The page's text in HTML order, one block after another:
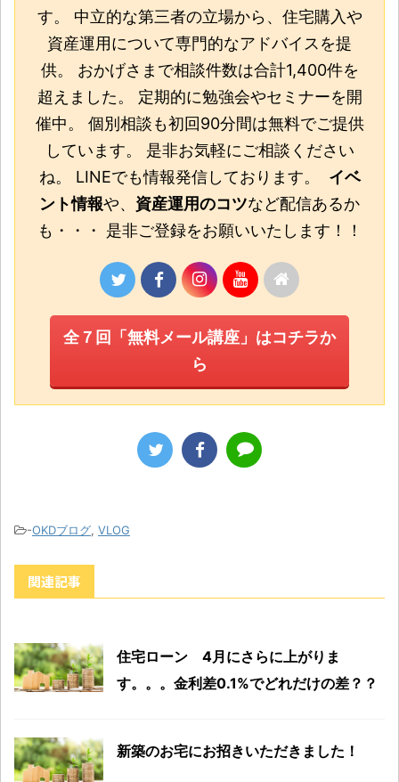
す。 中立的な第三者の立場から、住宅購入や
資産運用について専門的なアドバイスを提
供。 おかげさまで相談件数は合計1,400件を
超えました。 定期的に勉強会やセミナーを開
催中。 個別相談も初回90分間は無料でご提供
しています。 是非お気軽にご相談ください
ね。 LINEでも情報発信しております。 イベ
ント情報や、 資産運用のコツなど配信あるか
も・・・ 是非ご登録をお願いいたします！！
全７回「無料メール講座」はコチラか
ら
-OKDブログ, VLOG
関連記事
住宅ローン 4月にさらに上がりま
す。。。金利差0.1%でどれだけの差？？
新築のお宅にお招きいただきました！